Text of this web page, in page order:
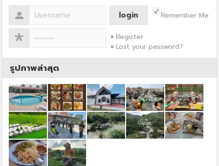
Remember Me
Register
Lost your password?
รูปภาพล่าสุด